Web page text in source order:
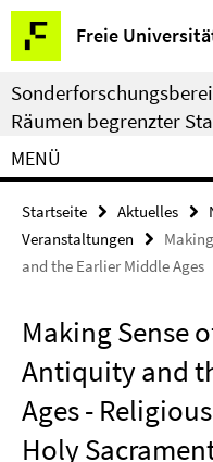
Springe
direkt
zu
Inhalt
Freie
Service-
Navigation
Räumen begrenzter
MENÜ
Startseite Aktuelles
Veranstaltungen
and the Earlier Middle Ages
Making Sense
Antiquity and
Ages -
Holy